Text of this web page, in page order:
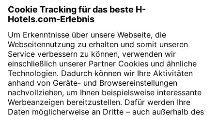
kostenlosen Parkmöglichkeiten
gut an.
» Zur Buchung